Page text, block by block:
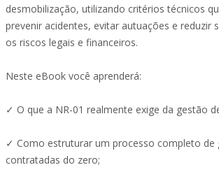
desmobilização, utilizando critérios técnicos
prevenir acidentes, evitar autuações e reduzir
os riscos legais e financeiros.
Neste eBook você aprenderá:
✓ O que a NR-01 realmente exige da gestão
✓ Como estruturar um processo completo de
contratadas do zero;